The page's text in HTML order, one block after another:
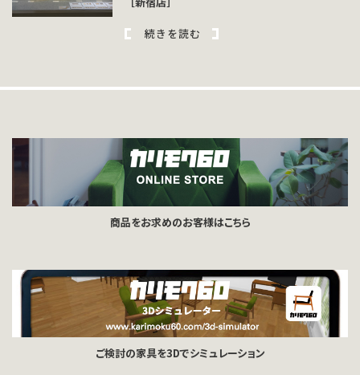
続きを読む
商品をお求めのお客様はこちら
ご検討の家具を3Dでシミュレーション